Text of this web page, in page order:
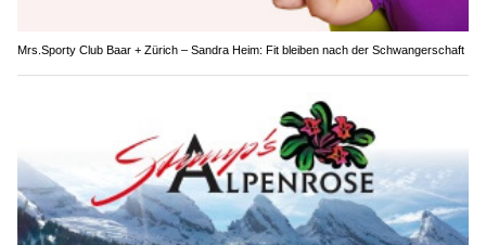
Mrs.Sporty Club Baar + Zürich – Sandra Heim: Fit bleiben nach der Schwangerschaft